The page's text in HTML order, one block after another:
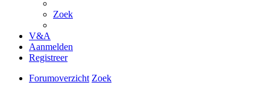
Zoek
V&A
Aanmelden
Registreer
Forumoverzicht Zoek